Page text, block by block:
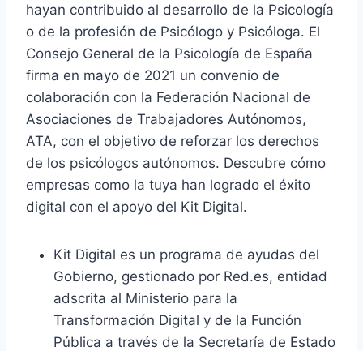
hayan contribuido al desarrollo de la Psicología
o de la profesión de Psicólogo y Psicóloga. El
Consejo General de la Psicología de España
firma en mayo de 2021 un convenio de
colaboración con la Federación Nacional de
Asociaciones de Trabajadores Autónomos,
ATA, con el objetivo de reforzar los derechos
de los psicólogos autónomos. Descubre cómo
empresas como la tuya han logrado el éxito
digital con el apoyo del Kit Digital.
Kit Digital es un programa de ayudas del
Gobierno, gestionado por Red.es, entidad
adscrita al Ministerio para la
Transformación Digital y de la Función
Pública a través de la Secretaría de Estado